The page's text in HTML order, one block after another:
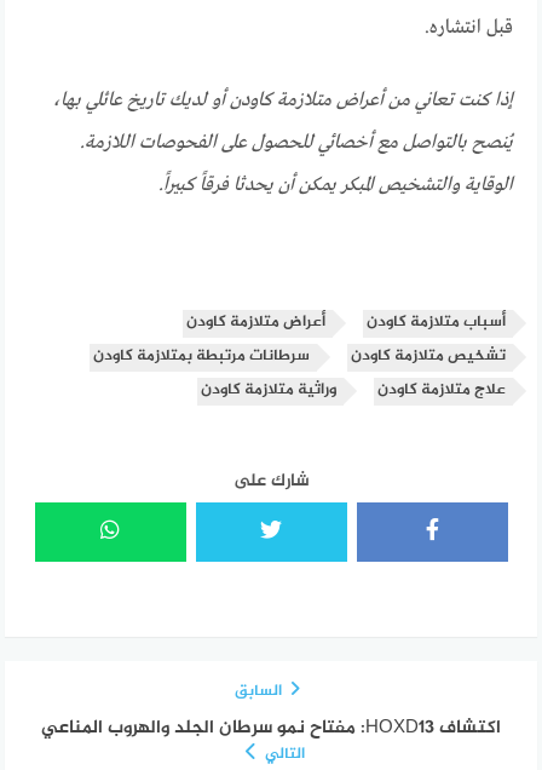
قبل انتشاره.
إذا كنت تعاني من أعراض متلازمة كاودن أو لديك تاريخ عائلي بها،
يُنصح بالتواصل مع أخصائي للحصول على الفحوصات اللازمة.
الوقاية والتشخيص المبكر يمكن أن يحدثا فرقاً كبيراً.
أسباب متلازمة كاودن
أعراض متلازمة كاودن
تشخيص متلازمة كاودن
سرطانات مرتبطة بمتلازمة كاودن
علاج متلازمة كاودن
وراثية متلازمة كاودن
شارك على
السابق
اكتشاف HOXD13: مفتاح نمو سرطان الجلد والهروب المناعي
التالي